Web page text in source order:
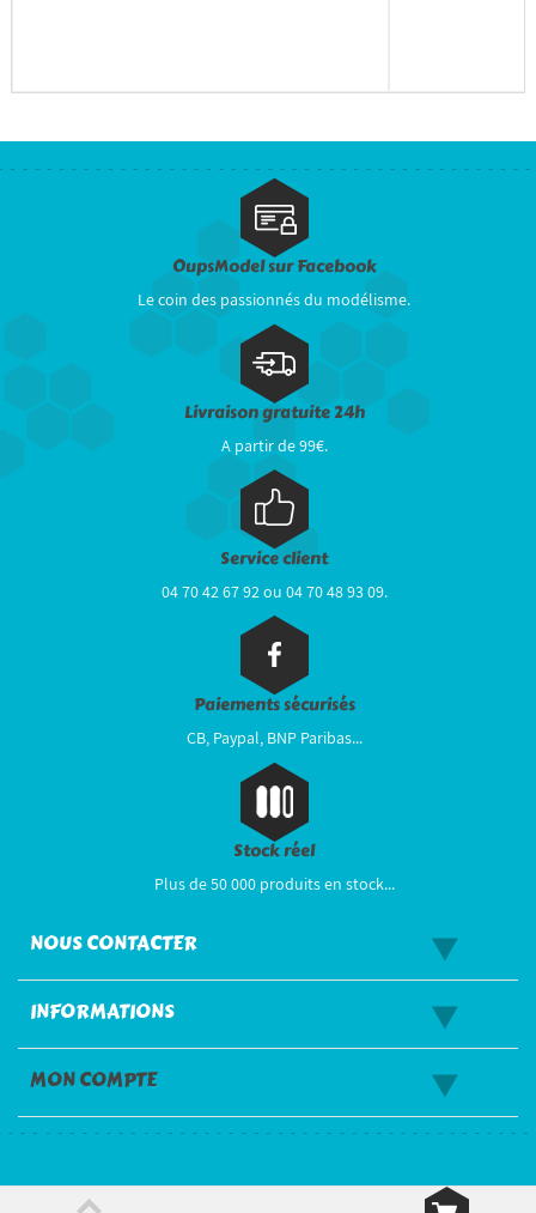
OupsModel sur Facebook
Le coin des passionnés du modélisme.
Livraison gratuite 24h
A partir de 99€.
Service client
04 70 42 67 92 ou 04 70 48 93 09.
Paiements sécurisés
CB, Paypal, BNP Paribas...
Stock réel
Plus de 50 000 produits en stock...
NOUS CONTACTER
INFORMATIONS
MON COMPTE